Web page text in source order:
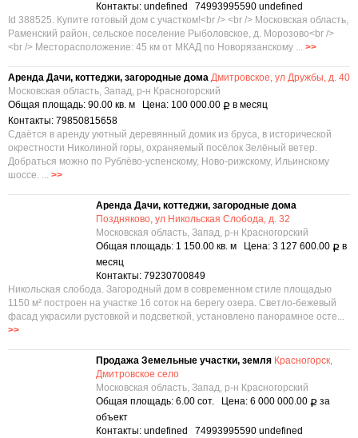
Контакты: undefined 74993995590 undefined
Id 388525. Купите готовый дом с участком!<br /> <br /> Московская область,
Раменский район, сельское поселение Рыболовское, д. Морозово<br />
<br /> Месторасположение: 45 км от МКАД по Новорязанскому ... >>
Аренда Дачи, коттеджи, загородные дома Дмитровское, ул Дружбы, д. 40
Московская область, Запад, р-н Красногорский
Общая площадь: 90.00 кв. м Цена: 100 000.00 Р в месяц
Контакты: 79850815658
Сдаётся в аренду уютный деревянный домик из бруса, в исторической
окрестности Николиной горы, охраняемый посёлок Зелёный ветер.
Добраться можно по Рублёво-успенскому, Ново-рижскому, Ильинскому
шоссе. ... >>
Аренда Дачи, коттеджи, загородные дома
Поздняково, ул Никольская Слобода, д. 32
Московская область, Запад, р-н Красногорский
Общая площадь: 1 150.00 кв. м Цена: 3 127 600.00 Р в
месяц
Контакты: 79230700849
Никольская слобода. Загородный дом в современном стиле площадью
1150 м² построен на участке 16 соток на берегу озера. Светло-бежевый
фасад украсили рустовкой и подсветкой, установлено панорамное осте...
>>
Продажа Земельные участки, земля Красногорск,
Дмитровское село
Московская область, Запад, р-н Красногорский
Общая площадь: 6.00 сот. Цена: 6 000 000.00 Р за
объект
Контакты: undefined 74993995590 undefined